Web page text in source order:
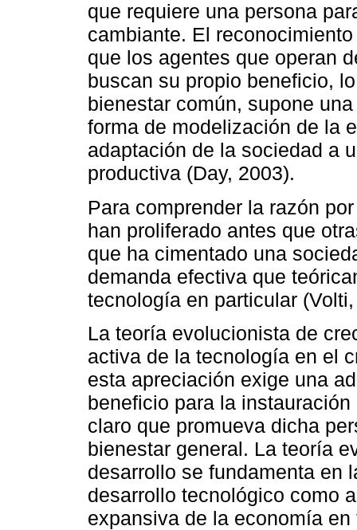
que requiere una persona
cambiante. El
que los agentes que operan
buscan su propio beneficio,
bienestar común, supone
forma de modelización de la
adaptación de la sociedad a
productiva (Day, 2003).
Para comprender la razón
han proliferado antes que
que ha cimentado una
demanda efectiva que
tecnología en particular
La teoría evolucionista de
activa de la tecnología en el
esta apreciación exige una
beneficio para la
claro que promueva dicha
bienestar general. La teoría
desarrollo se fundamenta en
desarrollo tecnológico como
expansiva de la economía